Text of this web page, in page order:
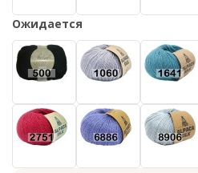
Ожидается